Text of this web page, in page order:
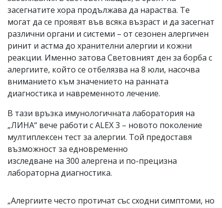
коментар,
моля
сигнализирайте
ни!
засегнатите хора продължава да нараства. Те
могат да се проявят във всяка възраст и да засегнат
различни органи и системи – от сезонен алергичен
ринит и астма до хранителни алергии и кожни
реакции. Именно затова Световният ден за борба с
алергиите, който се отбелязва на 8 юли, насочва
вниманието към значението на ранната
диагностика и навременното лечение.
В тази връзка имунологичната лаборатория на
„ЛИНА“ вече работи с ALEX 3 – новото поколение
мултиплексен тест за алергии. Той предоставя
възможност за едновременно
изследване на 300 алергена и по-прецизна
лабораторна диагностика.
„Алергиите често протичат със сходни симптоми, но